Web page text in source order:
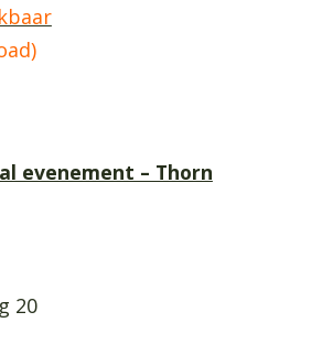
evenement – Thorn
20